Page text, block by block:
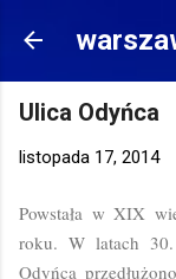
Ulica Odyńca
listopada 17, 2014
Powstała w XIX
roku. W latach
Odyńca